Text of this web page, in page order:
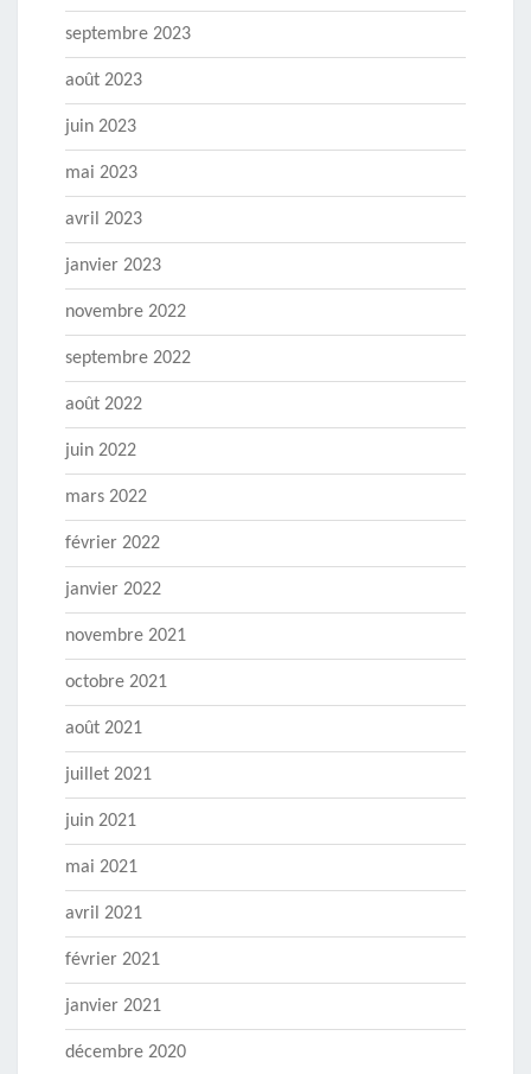
septembre 2023
août 2023
juin 2023
mai 2023
avril 2023
janvier 2023
novembre 2022
septembre 2022
août 2022
juin 2022
mars 2022
février 2022
janvier 2022
novembre 2021
octobre 2021
août 2021
juillet 2021
juin 2021
mai 2021
avril 2021
février 2021
janvier 2021
décembre 2020